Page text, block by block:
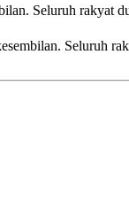
Seluruh rakyat
Seluruh